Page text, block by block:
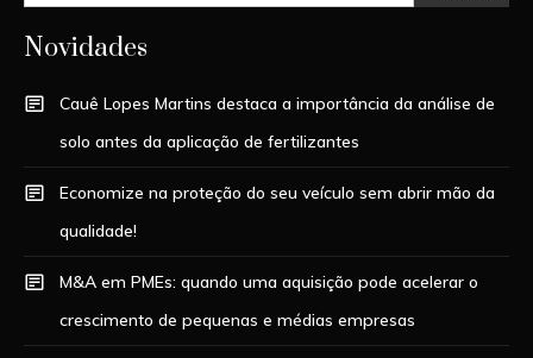
Novidades
Cauê Lopes Martins destaca a importância da análise de
solo antes da aplicação de fertilizantes
Economize na proteção do seu veículo sem abrir mão da
qualidade!
M&A em PMEs: quando uma aquisição pode acelerar o
crescimento de pequenas e médias empresas